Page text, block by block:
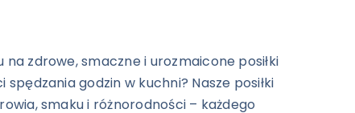
na zdrowe, smaczne i urozmaicone posiłki
spędzania godzin w kuchni? Nasze posiłki
smaku i różnorodności – każdego